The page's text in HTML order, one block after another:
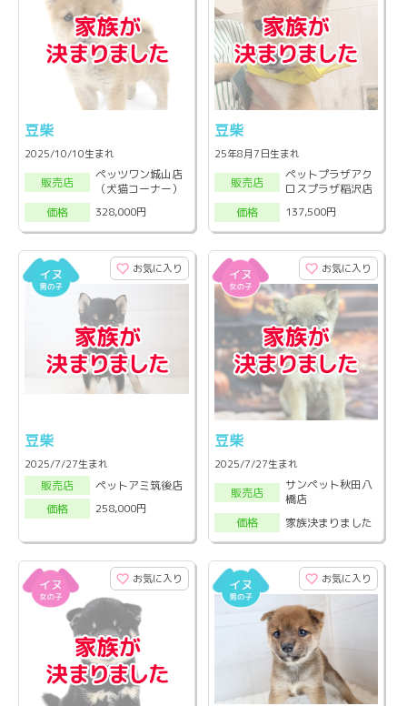
豆柴
2025/10/10生まれ
販売店
ペッツワン城山店
（犬猫コーナー）
価格
328,000円
豆柴
25年8月7日生まれ
販売店
ペットプラザアク
ロスプラザ稲沢店
価格
137,500円
お気に入り
豆柴
2025/7/27生まれ
販売店
ペットアミ筑後店
価格
258,000円
お気に入り
豆柴
2025/7/27生まれ
販売店
サンペット秋田八
橋店
価格
家族決まりました
お気に入り お気に入り